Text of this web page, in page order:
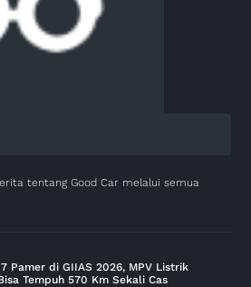
tentang Good Car melalui semua
7 Pamer di GIIAS 2026, MPV Listrik
Tempuh 570 Km Sekali Cas